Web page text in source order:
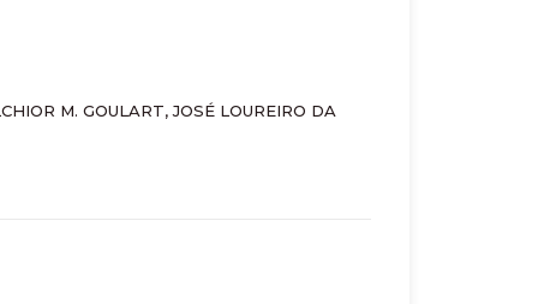
M. GOULART, JOSÉ LOUREIRO DA